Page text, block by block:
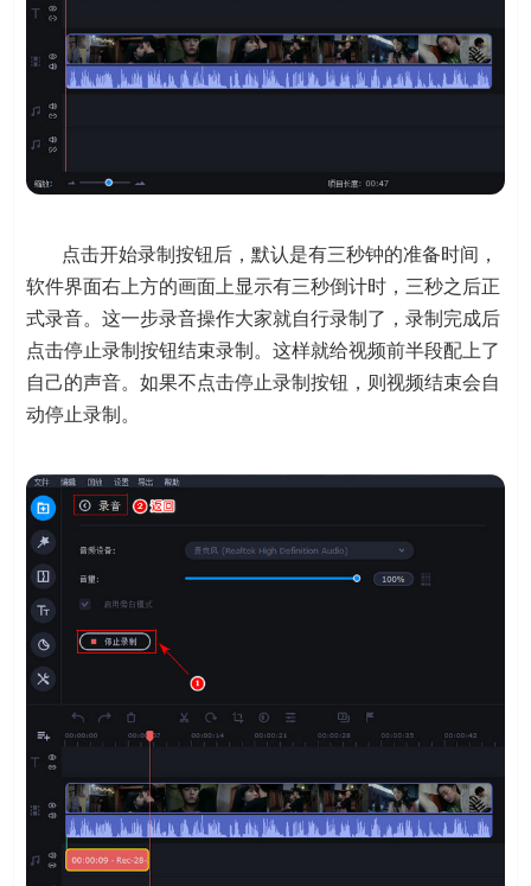
点击开始录制按钮后，默认是有三秒钟的准备时间，
软件界面右上方的画面上显示有三秒倒计时，三秒之后正
式录音。这一步录音操作大家就自行录制了，录制完成后
点击停止录制按钮结束录制。这样就给视频前半段配上了
自己的声音。如果不点击停止录制按钮，则视频结束会自
动停止录制。